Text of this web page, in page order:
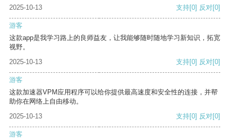
2025-10-13 支持[0] 反对[0]
游客
这款app是我学习路上的良师益友，让我能够随时随地学习新知识，拓宽
视野。
2025-10-13
支持[0] 反对[0]
游客
这款加速器VPM应用程序可以给你提供最高速度和安全性的连接，并帮
助你在网络上自由移动。
2025-10-13
支持[0] 反对[0]
游客